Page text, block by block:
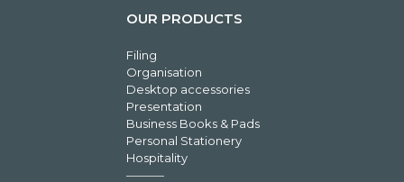
OUR PRODUCTS
Filing
Organisation
Desktop accessories
Presentation
Business Books & Pads
Personal Stationery
Hospitality